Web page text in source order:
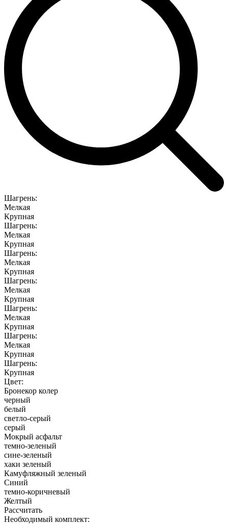
Шагрень:
Мелкая
Крупная
Шагрень:
Мелкая
Крупная
Шагрень:
Мелкая
Крупная
Шагрень:
Мелкая
Крупная
Шагрень:
Мелкая
Крупная
Шагрень:
Мелкая
Крупная
Шагрень:
Крупная
Цвет:
Бронекор колер
черный
белый
светло-серый
серый
Мокрый асфальт
темно-зеленый
сине-зеленый
хаки зеленый
Камуфляжный зеленый
Синий
темно-коричневый
Желтый
Рассчитать
Необходимый комплект: